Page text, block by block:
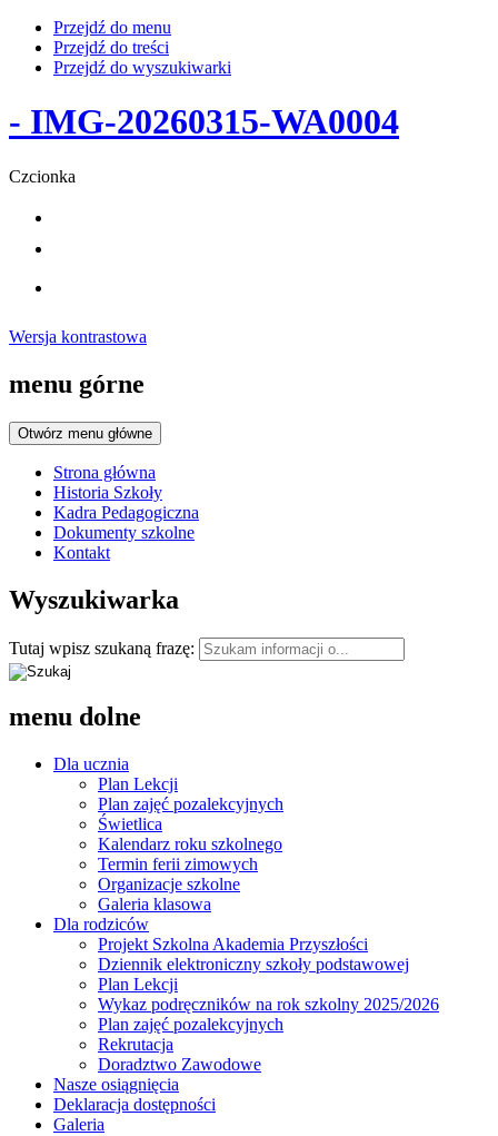
Przejdź do menu
Przejdź do treści
Przejdź do wyszukiwarki
- IMG-20260315-WA0004
Czcionka
Wersja kontrastowa
menu górne
Otwórz menu główne
Strona główna
Historia Szkoły
Kadra Pedagogiczna
Dokumenty szkolne
Kontakt
Wyszukiwarka
Tutaj wpisz szukaną frazę:
menu dolne
Dla ucznia
Plan Lekcji
Plan zajęć pozalekcyjnych
Świetlica
Kalendarz roku szkolnego
Termin ferii zimowych
Organizacje szkolne
Galeria klasowa
Dla rodziców
Projekt Szkolna Akademia Przyszłości
Dziennik elektroniczny szkoły podstawowej
Plan Lekcji
Wykaz podręczników na rok szkolny 2025/2026
Plan zajęć pozalekcyjnych
Rekrutacja
Doradztwo Zawodowe
Nasze osiągnięcia
Deklaracja dostępności
Galeria